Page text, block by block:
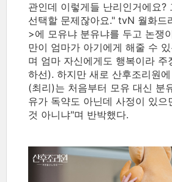
관인데 이렇게들 난리인거에요?
선택할 문제잖아요." tvN 월화드
>에 모유냐 분유냐를 두고 논쟁
만이 엄마가 아기에게 해줄 수
며 엄마 자신에게도 행복이라 주
하선). 하지만 새로 산후조리원
(최리)는 처음부터 모유 대신 분
유가 독약도 아닌데 사정이 있으
것 아니냐"며 반박했다.